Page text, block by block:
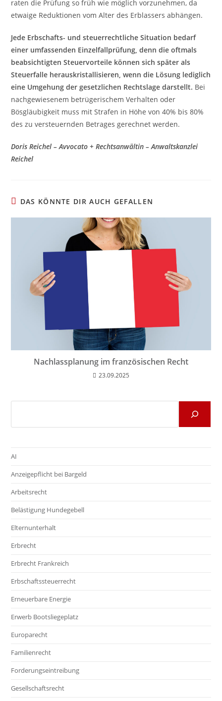
raten die Prüfung so früh wie möglich vorzunehmen, da
etwaige Reduktionen vom Alter des Erblassers abhängen.
Jede Erbschafts- und steuerrechtliche Situation bedarf
einer umfassenden Einzelfallprüfung, denn die oftmals
beabsichtigten Steuervorteile können sich später als
Steuerfalle herauskristallisieren, wenn die Lösung lediglich
eine Umgehung der gesetzlichen Rechtslage darstellt. Bei
nachgewiesenem betrügerischem Verhalten oder
Bösgläubigkeit muss mit Strafen in Höhe von 40% bis 80%
des zu versteuernden Betrages gerechnet werden.
Doris Reichel – Avvocato + Rechtsanwältin – Anwaltskanzlei
Reichel
DAS KÖNNTE DIR AUCH GEFALLEN
Nachlassplanung im französischen Recht
23.09.2025
AI
Anzeigepflicht bei Bargeld
Arbeitsrecht
Belästigung Hundegebell
Elternunterhalt
Erbrecht
Erbrecht Frankreich
Erbschaftssteuerrecht
Erneuerbare Energie
Erwerb Bootsliegeplatz
Europarecht
Familienrecht
Forderungseintreibung
Gesellschaftsrecht